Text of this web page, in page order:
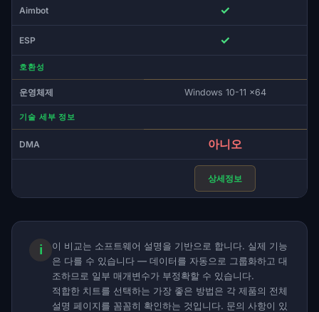
Aimbot ✓
ESP ✓
호환성
운영체제 Windows 10-11 x64
기술 세부 정보
DMA 아니오
상세정보
ℹ
이 비교는 소프트웨어 설명을 기반으로 합니다. 실제 기능
은 다를 수 있습니다 — 데이터를 자동으로 그룹화하고 대
조하므로 일부 매개변수가 부정확할 수 있습니다.
적합한 치트를 선택하는 가장 좋은 방법은 각 제품의 전체
설명 페이지를 꼼꼼히 확인하는 것입니다. 문의 사항이 있